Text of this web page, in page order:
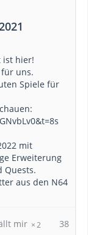
ist hier!
uns.
Spiele für
mit
Erweiterung
Quests.
aus den N64
2 38